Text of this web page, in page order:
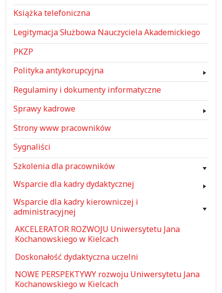
Książka telefoniczna
Legitymacja Służbowa Nauczyciela Akademickiego
PKZP
Polityka antykorupcyjna
Regulaminy i dokumenty informatyczne
Sprawy kadrowe
Strony www pracowników
Sygnaliści
Szkolenia dla pracowników
Wsparcie dla kadry dydaktycznej
Wsparcie dla kadry kierowniczej i
administracyjnej
AKCELERATOR ROZWOJU Uniwersytetu Jana
Kochanowskiego w Kielcach
Doskonałość dydaktyczna uczelni
NOWE PERSPEKTYWY rozwoju Uniwersytetu Jana
Kochanowskiego w Kielcach